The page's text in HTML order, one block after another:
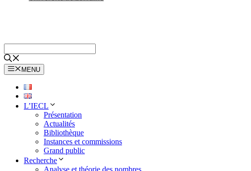
MENU
L’IECL
Présentation
Actualités
Bibliothèque
Instances et commissions
Grand public
Recherche